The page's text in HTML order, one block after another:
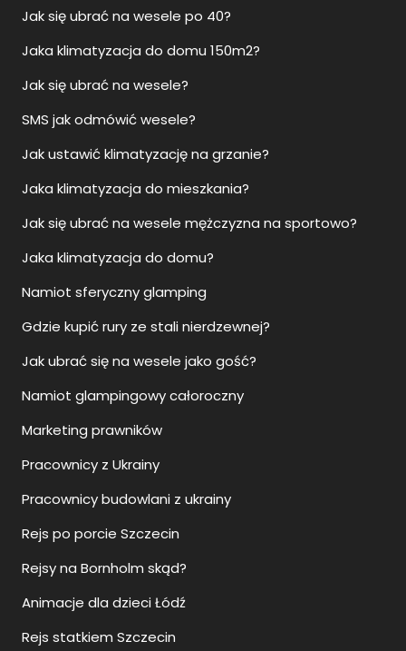
Jak się ubrać na wesele po 40?
Jaka klimatyzacja do domu 150m2?
Jak się ubrać na wesele?
SMS jak odmówić wesele?
Jak ustawić klimatyzację na grzanie?
Jaka klimatyzacja do mieszkania?
Jak się ubrać na wesele mężczyzna na sportowo?
Jaka klimatyzacja do domu?
Namiot sferyczny glamping
Gdzie kupić rury ze stali nierdzewnej?
Jak ubrać się na wesele jako gość?
Namiot glampingowy całoroczny
Marketing prawników
Pracownicy z Ukrainy
Pracownicy budowlani z ukrainy
Rejs po porcie Szczecin
Rejsy na Bornholm skąd?
Animacje dla dzieci Łódź
Rejs statkiem Szczecin